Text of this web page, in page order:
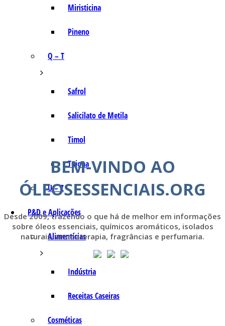
Miristicina
Pineno
Q – T
Safrol
Salicilato de Metila
Timol
Tujona
U – Z
P&D e Aplicações
Alimentícias
Indústria
Receitas Caseiras
Cosméticas
BEM-VINDO AO
ÓLEOSESSENCIAIS.ORG
Desde 2009, trazendo o que há de melhor em informações
sobre óleos essenciais, químicos aromáticos, isolados
naturais, aromaterapia, fragrâncias e perfumaria.